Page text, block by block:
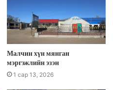
Малчин хүн мянган
мэргэжлийн эзэн
1 сар 13, 2026